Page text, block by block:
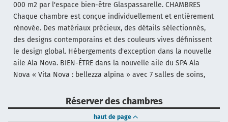
000 m2 par l'espace bien-être Glaspassarelle. CHAMBRES
Chaque chambre est conçue individuellement et entièrement
rénovée. Des matériaux précieux, des détails sélectionnés,
des designs contemporains et des couleurs vives définissent
le design global. Hébergements d'exception dans la nouvelle
aile Ala Nova. BIEN-ÊTRE dans la nouvelle aile du SPA Ala
Nova « Vita Nova : bellezza alpina » avec 7 salles de soins,
Réserver des chambres
haut de page